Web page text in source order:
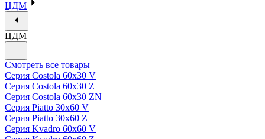
ЦДМ
ЦДМ
Смотреть все товары
Серия Costola 60х30 V
Серия Costola 60х30 Z
Серия Costola 60х30 ZN
Серия Piatto 30х60 V
Серия Piatto 30х60 Z
Серия Kvadro 60х60 V